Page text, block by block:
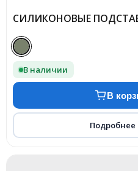
CИЛИКОНОВЫЕ
В наличии
В
Подробнее